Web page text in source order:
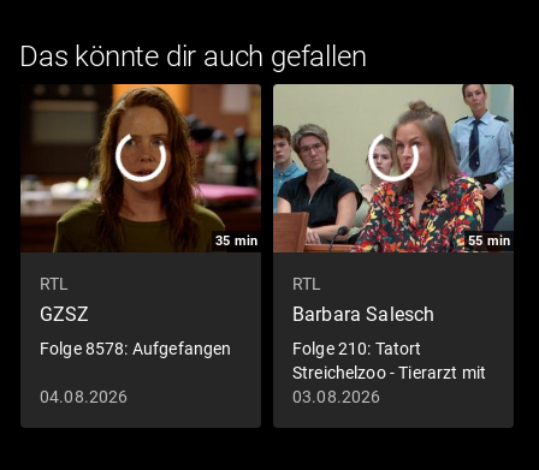
Das könnte dir auch gefallen
35 min
RTL
GZSZ
Folge 8578: Aufgefangen
04.08.2026
55 min
RTL
Barbara Salesch
Folge 210: Tatort
Streichelzoo - Tierarzt mit
Giftpfeil betäubt
03.08.2026